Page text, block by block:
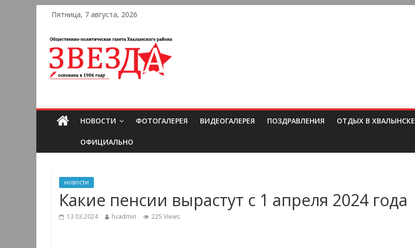
Пятница, 7 августа, 2026
НОВОСТИ ФОТОГАЛЕРЕЯ ВИДЕОГАЛЕРЕЯ ПОЗДРАВЛЕНИЯ ОТДЫХ В ХВАЛЫНСКЕ
ОФИЦИАЛЬНО
новости
Какие пенсии вырастут с 1 апреля 2024 года
13.03.2024 hvadmin 225 Views